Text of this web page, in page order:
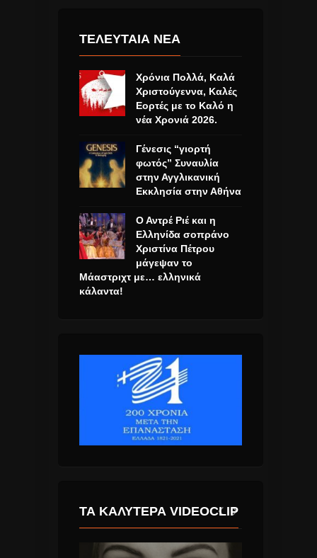
ΤΕΛΕΥΤΑΙΑ ΝΕΑ
Χρόνια Πολλά, Καλά
Χριστούγεννα, Καλές
Εορτές με το Καλό η
νέα Χρονιά 2026.
Γένεσις “γιορτή
φωτός” Συναυλία
στην Αγγλικανική
Εκκλησία στην Αθήνα
Ο Αντρέ Ριέ και η
Ελληνίδα σοπράνο
Χριστίνα Πέτρου
μάγεψαν το
Μάαστριχτ με… ελληνικά
κάλαντα!
ΤΑ ΚΑΛΎΤΕΡΑ VIDEOCLIP